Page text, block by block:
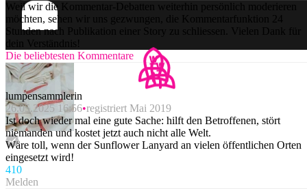
Weil wir die Kommentar-Debatten weiterhin persönlich moderieren
möchten, sehen wir uns gezwungen, die Kommentarfunktion 24
Stunden nach Publikation einer Story zu schliessen. Vielen Dank für
dein Verständnis!
Die beliebtesten Kommentare
lumpensammlerin
26.05.2025 16:56 registriert Mai 2019
Ist doch wieder mal eine gute Sache: hilft den Betroffenen, stört
niemanden und kostet jetzt auch nicht alle Welt.
Wäre toll, wenn der Sunflower Lanyard an vielen öffentlichen Orten
eingesetzt wird!
410
Melden